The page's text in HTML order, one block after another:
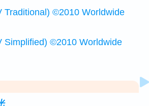
Traditional) ©2010 Worldwide
Simplified) ©2010 Worldwide